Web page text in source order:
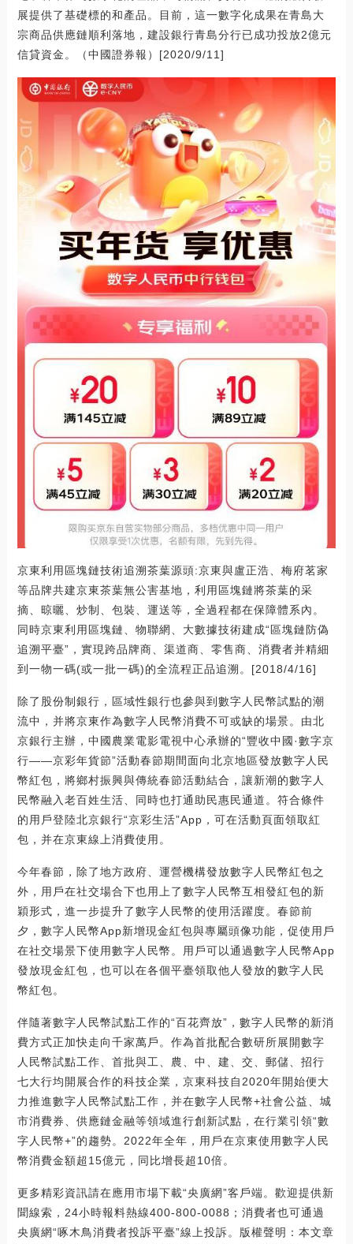
展提供了基礎標的和產品。目前，這一數字化成果在青島大
宗商品供應鏈順利落地，建設銀行青島分行已成功投放2億元
信貸資金。（中國證券報）[2020/9/11]
京東利用區塊鏈技術追溯茶葉源頭:京東與盧正浩、梅府茗家
等品牌共建京東茶葉無公害基地，利用區塊鏈將茶葉的采
摘、晾曬、炒制、包裝、運送等，全過程都在保障體系內。
同時京東利用區塊鏈、物聯網、大數據技術建成“區塊鏈防偽
追溯平臺”，實現跨品牌商、渠道商、零售商、消費者并精細
到一物一碼(或一批一碼)的全流程正品追溯。[2018/4/16]
除了股份制銀行，區域性銀行也參與到數字人民幣試點的潮
流中，并將京東作為數字人民幣消費不可或缺的場景。由北
京銀行主辦，中國農業電影電視中心承辦的“豐收中國·數字京
行——京彩年貨節”活動春節期間面向北京地區發放數字人民
幣紅包，將鄉村振興與傳統春節活動結合，讓新潮的數字人
民幣融入老百姓生活、同時也打通助民惠民通道。符合條件
的用戶登陸北京銀行“京彩生活”App，可在活動頁面領取紅
包，并在京東線上消費使用。
今年春節，除了地方政府、運營機構發放數字人民幣紅包之
外，用戶在社交場合下也用上了數字人民幣互相發紅包的新
穎形式，進一步提升了數字人民幣的使用活躍度。春節前
夕，數字人民幣App新增現金紅包與專屬頭像功能，促使用戶
在社交場景下使用數字人民幣。用戶可以通過數字人民幣App
發放現金紅包，也可以在各個平臺領取他人發放的數字人民
幣紅包。
伴隨著數字人民幣試點工作的“百花齊放”，數字人民幣的新消
費方式正加快走向千家萬戶。作為首批配合數研所展開數字
人民幣試點工作、首批與工、農、中、建、交、郵儲、招行
七大行均開展合作的科技企業，京東科技自2020年開始便大
力推進數字人民幣試點工作，并在數字人民幣+社會公益、城
市消費券、供應鏈金融等領域進行創新試點，在行業引領“數
字人民幣+”的趨勢。2022年全年，用戶在京東使用數字人民
幣消費金額超15億元，同比增長超10倍。
更多精彩資訊請在應用市場下載“央廣網”客戶端。歡迎提供新
聞線索，24小時報料熱線400-800-0088；消費者也可通過
央廣網“啄木鳥消費者投訴平臺”線上投訴。版權聲明：本文章